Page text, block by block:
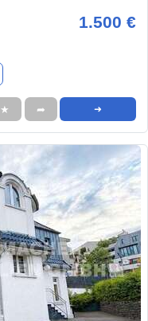
1.500 €
★ ➦ ➜